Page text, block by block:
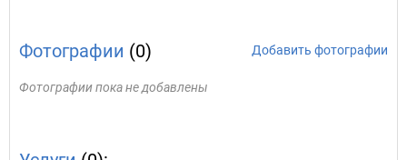
Фотографии (0) Добавить фотографии
Фотографии пока не добавлены